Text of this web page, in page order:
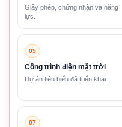
Giấy phép, chứng nhận và năng
lực.
05
Công trình điện mặt trời
Dự án tiêu biểu đã triển khai.
07